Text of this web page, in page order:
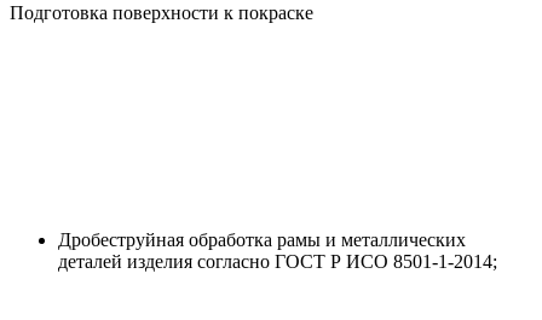
Подготовка поверхности к покраске
Дробеструйная обработка рамы и металлических
деталей изделия согласно ГОСТ Р ИСО 8501-1-2014;